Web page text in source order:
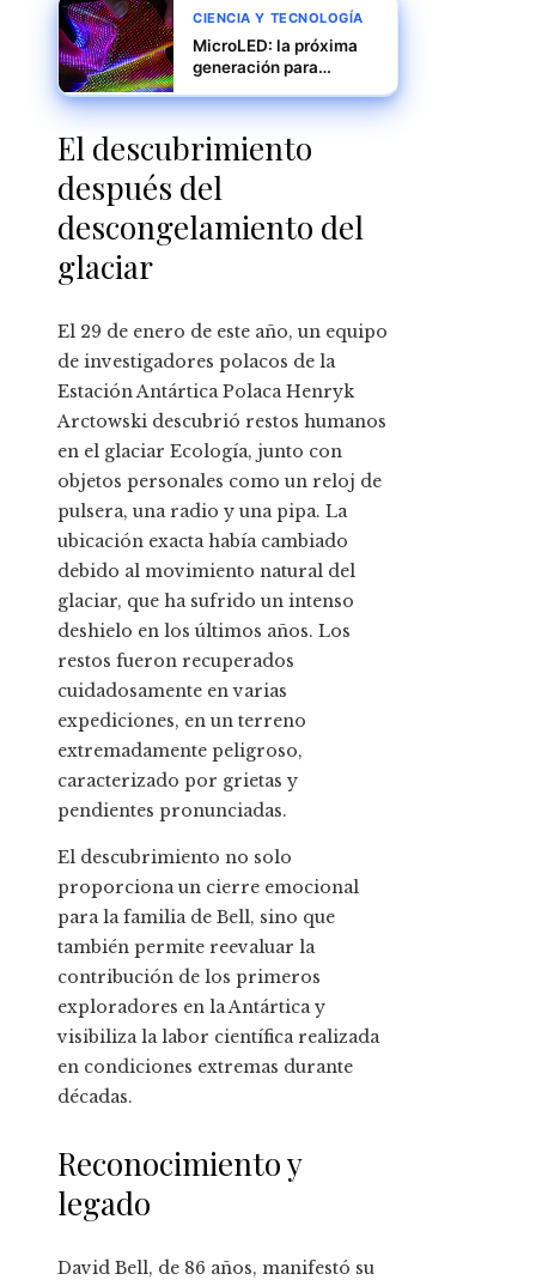
CIENCIA Y TECNOLOGÍA
MicroLED: la próxima
generación para
El descubrimiento
después del
descongelamiento del
glaciar
El 29 de enero de este año, un equipo
de investigadores polacos de la
Estación Antártica Polaca Henryk
Arctowski descubrió restos humanos
en el glaciar Ecología, junto con
objetos personales como un reloj de
pulsera, una radio y una pipa. La
ubicación exacta había cambiado
debido al movimiento natural del
glaciar, que ha sufrido un intenso
deshielo en los últimos años. Los
restos fueron recuperados
cuidadosamente en varias
expediciones, en un terreno
extremadamente peligroso,
caracterizado por grietas y
pendientes pronunciadas.
El descubrimiento no solo
proporciona un cierre emocional
para la familia de Bell, sino que
también permite reevaluar la
contribución de los primeros
exploradores en la Antártica y
visibiliza la labor científica realizada
en condiciones extremas durante
décadas.
Reconocimiento y
legado
David Bell, de 86 años, manifestó su